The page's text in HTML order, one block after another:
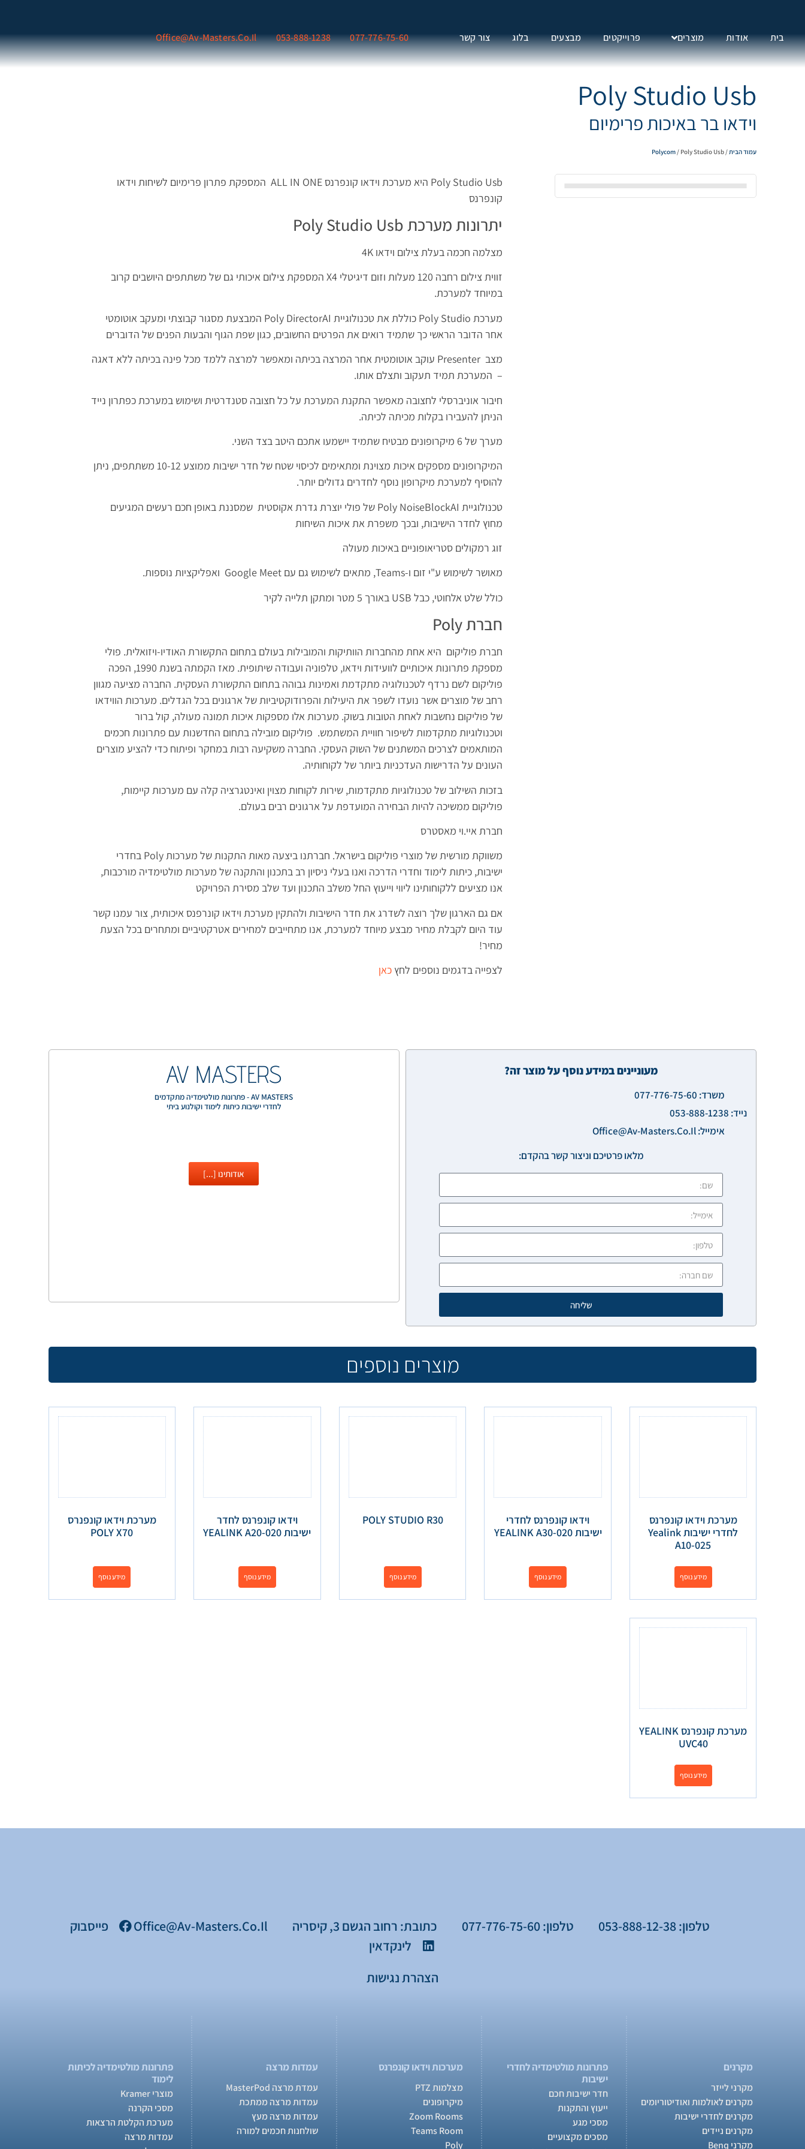
בית אודות מוצרים פרוייקטים מבצעים בלוג צור קשר 077-776-75-60
053-888-1238
Office@av-Masters.co.il
Poly Studio Usb
וידאו בר באיכות פרימיום
עמוד הבית /
Polycom / Poly Studio Usb
Poly Studio Usb היא מערכת וידאו קונפרנס ALL IN ONE המספקת פתרון פרימיום לשיחות וידאו
קונפרנס
יתרונות מערכת Poly Studio Usb
מצלמה חכמה בעלת צילום וידאו 4K
זווית צילום רחבה 120 מעלות וזום דיגיטלי X4 המספקת צילום איכותי גם של משתתפים היושבים קרוב
במיוחד למערכת.
מערכת Poly Studio כוללת את טכנולוגיית Poly DirectorAI המבצעת מסגור קבוצתי ומעקב אוטומטי
אחר הדובר הראשי כך שתמיד רואים את הפרטים החשובים, כגון שפת הגוף והבעות הפנים של הדוברים
מצב Presenter עוקב אוטומטית אחר המרצה בכיתה ומאפשר למרצה ללמד מכל פינה בכיתה ללא דאגה
– המערכת תמיד תעקוב ותצלם אותו.
חיבור אוניברסלי לחצובה מאפשר התקנת המערכת על כל חצובה סטנדרטית ושימוש במערכת כפתרון נייד
הניתן להעבירו בקלות מכיתה לכיתה.
מערך של 6 מיקרופונים מבטיח שתמיד יישמעו אתכם היטב בצד השני.
המיקרופונים מספקים איכות מצוינת ומתאימים לכיסוי שטח של חדר ישיבות ממוצע 10-12 משתתפים, ניתן
להוסיף למערכת מיקרופון נוסף לחדרים גדולים יותר.
טכנולוגיית Poly NoiseBlockAI של פולי יוצרת גדרת אקוסטית שמסננת באופן חכם רעשים המגיעים
מחוץ לחדר הישיבות, ובכך משפרת את איכות השיחות
זוג רמקולים סטריאופוניים באיכות מעולה
מאושר לשימוש ע"י זום ו-Teams, מתאים לשימוש גם עם Google Meet ואפליקציות נוספות.
כולל שלט אלחוטי, כבל USB באורך 5 מטר ומתקן תלייה לקיר
חברת Poly
חברת פוליקום היא אחת מהחברות הוותיקות והמובילות בעולם בתחום התקשורת האודיו-ויזואלית. פולי
מספקת פתרונות איכותיים לוועידות וידאו, טלפוניה ועבודה שיתופית. מאז הקמתה בשנת 1990, הפכה
פוליקום לשם נרדף לטכנולוגיה מתקדמת ואמינות גבוהה בתחום התקשורת העסקית. החברה מציעה מגוון
רחב של מוצרים אשר נועדו לשפר את היעילות והפרודוקטיביות של ארגונים בכל הגדלים. מערכות הווידאו
של פוליקום נחשבות לאחת הטובות בשוק. מערכות אלו מספקות איכות תמונה מעולה, קול ברור
וטכנולוגיות מתקדמות לשיפור חוויית המשתמש. פוליקום מובילה בתחום החדשנות עם פתרונות חכמים
המותאמים לצרכים המשתנים של השוק העסקי. החברה משקיעה רבות במחקר ופיתוח כדי להציע מוצרים
העונים על הדרישות העדכניות ביותר של לקוחותיה.
בזכות השילוב של טכנולוגיות מתקדמות, שירות לקוחות מצוין ואינטגרציה קלה עם מערכות קיימות,
פוליקום ממשיכה להיות הבחירה המועדפת על ארגונים רבים בעולם.
חברת איי.וי מאסטרס
משווקת מורשית של מוצרי פוליקום בישראל. חברתנו ביצעה מאות התקנות של מערכות Poly בחדרי
ישיבות, כיתות לימוד וחדרי הדרכה ואנו בעלי ניסיון רב בתכנון והתקנה של מערכות מולטימדיה מורכבות,
אנו מציעים ללקוחותינו ליווי וייעוץ החל משלב התכנון ועד שלב מסירת הפרויקט
אם גם הארגון שלך רוצה לשדרג את חדר הישיבות ולהתקין מערכת וידאו קונרפנס איכותית, צור עמנו קשר
עוד היום לקבלת מחיר מבצע מיוחד למערכת, אנו מתחייבים למחירים אטרקטיביים ומתחרים בכל הצעת
מחיר!
לצפייה בדגמים נוספים לחץכאן
מעוניינים במידע נוסף על מוצר זה?
משרד: 077-776-75-60
נייד: 053-888-1238
אימייל: Office@av-Masters.co.il
מלאו פרטיכם וניצור קשר בהקדם:
שליחה
AV MASTERS
AV MASTERS - פתרונות מולטימדיה מתקדמים
לחדרי ישיבות כיתות לימוד וקולנוע ביתי
אודותינו [...]
מוצרים נוספים
מערכת וידאו קונפרנס
לחדרי ישיבות Yealink
A10-025
מידע נוסף
וידאו קונפרנס לחדרי
ישיבות YEALINK A30-020
מידע נוסף
POLY STUDIO R30
מידע נוסף
וידאו קונפרנס לחדר
ישיבות YEALINK A20-020
מידע נוסף
מערכת וידאו קונפנרס
POLY X70
מידע נוסף
מערכת קונפרנס YEALINK
UVC40
מידע נוסף
טלפון: 053-888-12-38 טלפון: 077-776-75-60 כתובת: רחוב הגשם 3, קיסריה Office@av-Masters.co.il
פייסבוק
לינקדאין
הצהרת נגישות
מקרנים
מקרני לייזר
מקרנים לאולמות ואודיטוריומים
מקרנים לחדרי ישיבות
מקרנים ניידים
מקרני Benq
פתרונות מולטימדיה לחדרי
ישיבות
חדר ישיבות חכם
ייעוץ והתקנות
מסכי מגע
מסכים מקצועיים
מערכות וידאו קונפרנס
מצלמות PTZ
מיקרופונים
Zoom Rooms
Teams Room
Poly
עמדות מרצה
עמדת מרצה MasterPod
עמדות מרצה ממתכת
עמדות מרצה מעץ
שולחנות חכמים למורה
פתרונות מולטימדיה לכיתות
לימוד
מוצרי Kramer
מסכי הקרנה
מערכת הקלטת הרצאות
עמדות מרצה